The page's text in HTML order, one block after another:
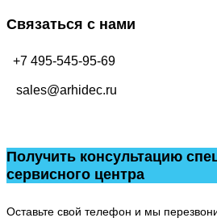
Связаться с нами
+7 495-545-95-69
sales@arhidec.ru
Получить консультацию
сервисного центра
Оставьте свой телефон и мы